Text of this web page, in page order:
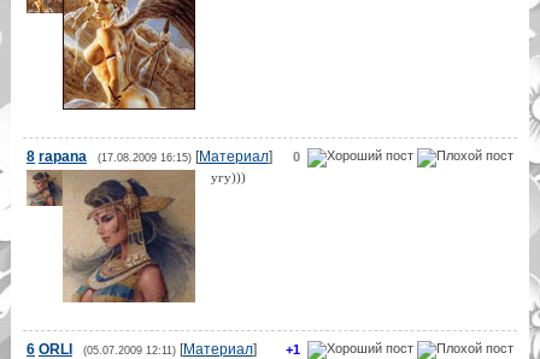
0
8 rapana (17.08.2009 16:15)[Материал]
угу)))
+1
6 ORLI (05.07.2009 12:11)[Материал]